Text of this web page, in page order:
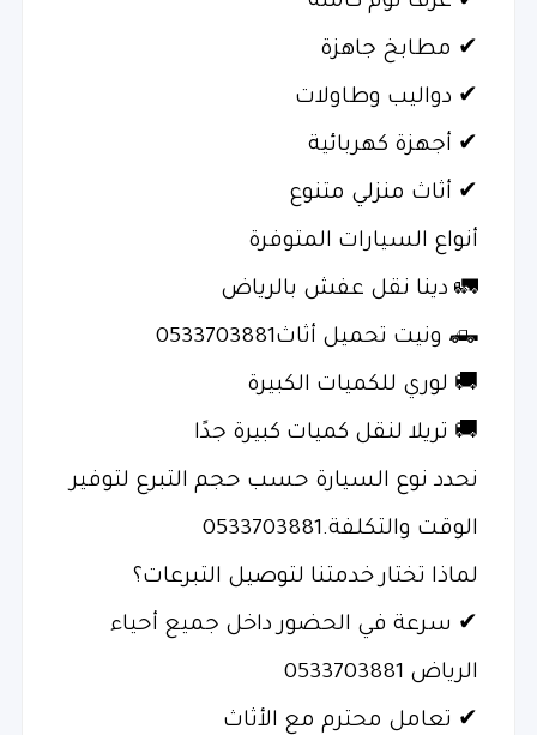
✔ مطابخ جاهزة
✔ دواليب وطاولات
✔ أجهزة كهربائية
✔ أثاث منزلي متنوع
أنواع السيارات المتوفرة
🚛 دينا نقل عفش بالرياض
🛻 ونيت تحميل أثاث0533703881
🚚 لوري للكميات الكبيرة
🚚 تريلا لنقل كميات كبيرة جدًا
نحدد نوع السيارة حسب حجم التبرع لتوفير
الوقت والتكلفة.0533703881
لماذا تختار خدمتنا لتوصيل التبرعات؟
✔ سرعة في الحضور داخل جميع أحياء
الرياض 0533703881
✔ تعامل محترم مع الأثاث